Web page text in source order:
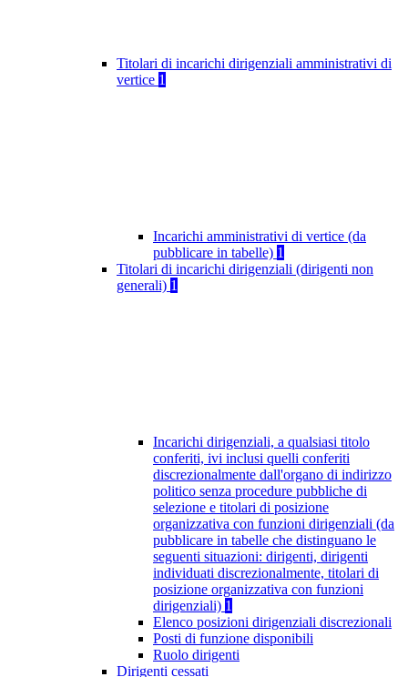
Titolari di incarichi dirigenziali amministrativi di
vertice 1
Incarichi amministrativi di vertice (da
pubblicare in tabelle) 1
Titolari di incarichi dirigenziali (dirigenti non
generali) 1
Incarichi dirigenziali, a qualsiasi titolo
conferiti, ivi inclusi quelli conferiti
discrezionalmente dall'organo di indirizzo
politico senza procedure pubbliche di
selezione e titolari di posizione
organizzativa con funzioni dirigenziali (da
pubblicare in tabelle che distinguano le
seguenti situazioni: dirigenti, dirigenti
individuati discrezionalmente, titolari di
posizione organizzativa con funzioni
dirigenziali) 1
Elenco posizioni dirigenziali discrezionali
Posti di funzione disponibili
Ruolo dirigenti
Dirigenti cessati